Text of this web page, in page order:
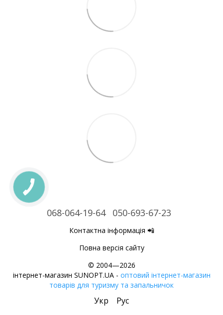
068-064-19-64 050-693-67-23
Контактна інформація 📲
Повна версія сайту
© 2004—2026
інтернет-магазин SUNOPT.UA - оптовий інтернет-магазин
товарів для туризму та запальничок
Укр Рус